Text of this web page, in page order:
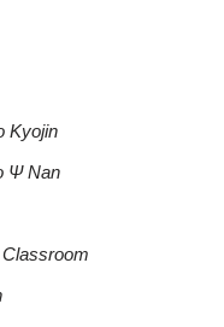
Kyojin
Ψ Nan